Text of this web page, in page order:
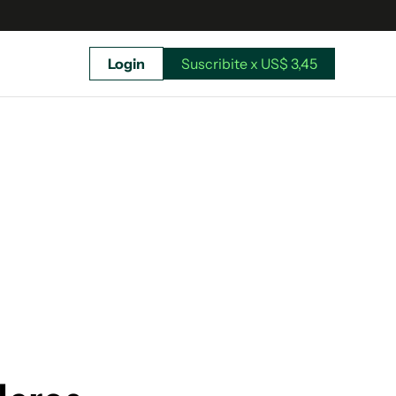
Login Suscribite x US$ 3,45